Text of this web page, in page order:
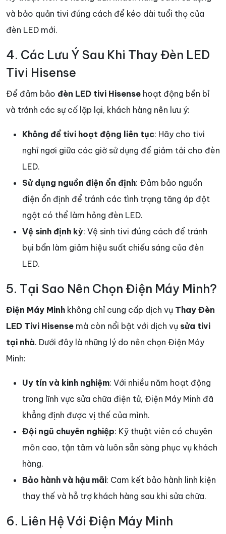
và bảo quản tivi đúng cách để kéo dài tuổi thọ của
đèn LED mới.
4. Các Lưu Ý Sau Khi Thay Đèn LED
Tivi Hisense
Để đảm bảo đèn LED tivi Hisense hoạt động bền bỉ
và tránh các sự cố lặp lại, khách hàng nên lưu ý:
Không để tivi hoạt động liên tục: Hãy cho tivi
nghỉ ngơi giữa các giờ sử dụng để giảm tải cho đèn
LED.
Sử dụng nguồn điện ổn định: Đảm bảo nguồn
điện ổn định để tránh các tình trạng tăng áp đột
ngột có thể làm hỏng đèn LED.
Vệ sinh định kỳ: Vệ sinh tivi đúng cách để tránh
bụi bẩn làm giảm hiệu suất chiếu sáng của đèn
LED.
5. Tại Sao Nên Chọn Điện Máy Minh?
Điện Máy Minh không chỉ cung cấp dịch vụ Thay Đèn
LED Tivi Hisense mà còn nổi bật với dịch vụ sửa tivi
tại nhà. Dưới đây là những lý do nên chọn Điện Máy
Minh:
Uy tín và kinh nghiệm: Với nhiều năm hoạt động
trong lĩnh vực sửa chữa điện tử, Điện Máy Minh đã
khẳng định được vị thế của mình.
Đội ngũ chuyên nghiệp: Kỹ thuật viên có chuyên
môn cao, tận tâm và luôn sẵn sàng phục vụ khách
hàng.
Bảo hành và hậu mãi: Cam kết bảo hành linh kiện
thay thế và hỗ trợ khách hàng sau khi sửa chữa.
6. Liên Hệ Với Điện Máy Minh